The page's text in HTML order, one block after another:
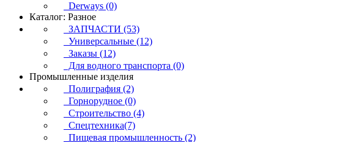
Derways (0)
Каталог: Разное
ЗАПЧАСТИ (53)
Универсальные (12)
Заказы (12)
Для водного транспорта (0)
Промышленные изделия
Полиграфия (2)
Горнорудное (0)
Строительство (4)
Спецтехника(7)
Пищевая промышленность (2)